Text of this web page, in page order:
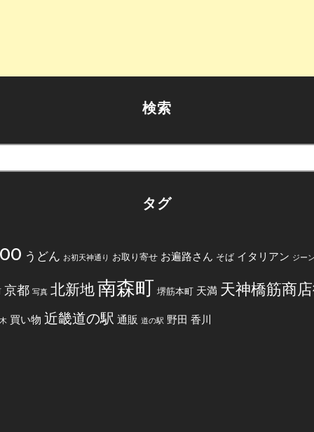
検索
タグ
うどん お初天神通り お取り寄せ お遍路さん そば イタリアン ジー
京都 写真 北新地南森町 堺筋本町 天満 天神橋筋商
買い物 近畿道の駅 通販 道の駅 野田 香川